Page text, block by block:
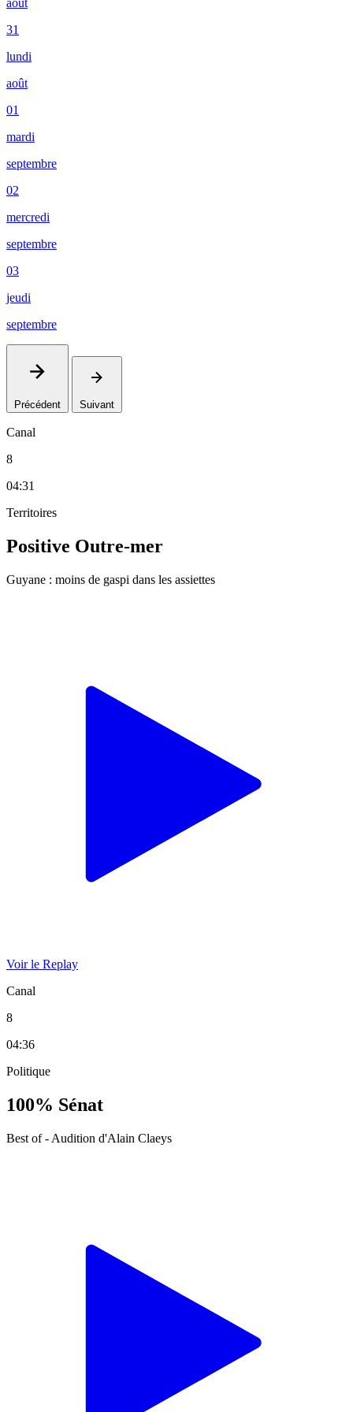
août
31
lundi
août
01
mardi
septembre
02
mercredi
septembre
03
jeudi
septembre
Précédent Suivant
Canal
8
04:31
Territoires
Positive Outre-mer
Guyane : moins de gaspi dans les assiettes
Voir le Replay
Canal
8
04:36
Politique
100% Sénat
Best of - Audition d'Alain Claeys